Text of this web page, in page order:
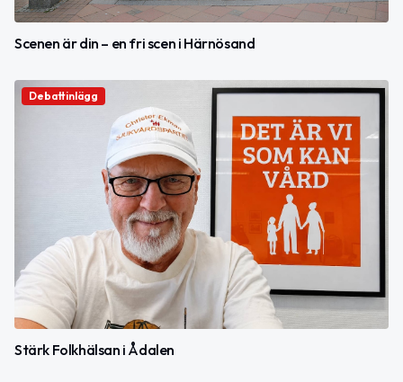
Scenen är din – en fri scen i Härnösand
Debattinlägg
Stärk Folkhälsan i Ådalen